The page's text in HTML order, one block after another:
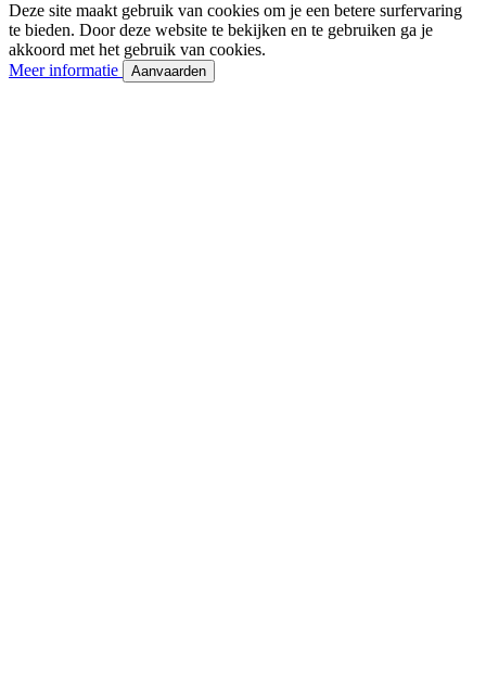
Deze site maakt gebruik van cookies om je een betere surfervaring
te bieden. Door deze website te bekijken en te gebruiken ga je
akkoord met het gebruik van cookies.
Meer informatie
Aanvaarden